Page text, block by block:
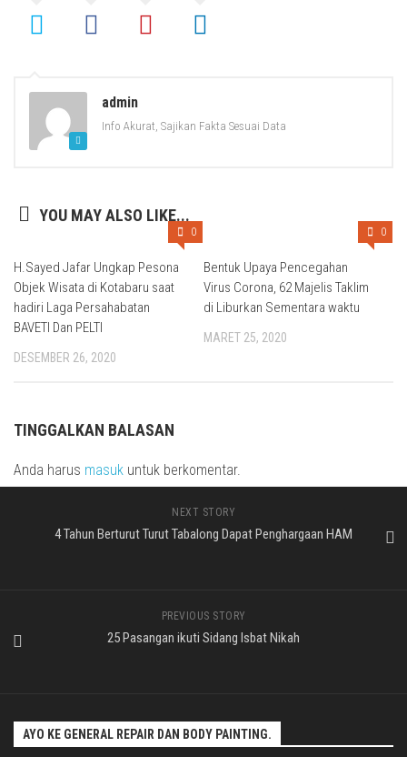
admin
Info Akurat, Sajikan Fakta Sesuai Data
YOU MAY ALSO LIKE...
0
H.Sayed Jafar Ungkap Pesona
Objek Wisata di Kotabaru saat
hadiri Laga Persahabatan
BAVETI Dan PELTI
DESEMBER 26, 2020
0
Bentuk Upaya Pencegahan
Virus Corona, 62 Majelis Taklim
di Liburkan Sementara waktu
MARET 25, 2020
TINGGALKAN BALASAN
Anda harus masuk untuk berkomentar.
NEXT STORY
4 Tahun Berturut Turut Tabalong Dapat Penghargaan HAM
PREVIOUS STORY
25 Pasangan ikuti Sidang Isbat Nikah
AYO KE GENERAL REPAIR DAN BODY PAINTING.